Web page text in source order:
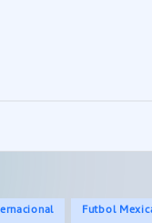
Futbol